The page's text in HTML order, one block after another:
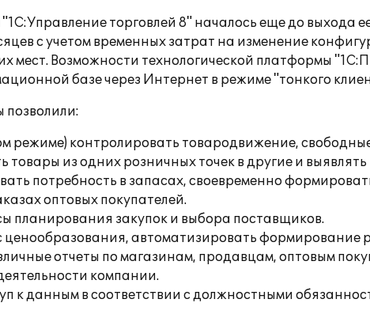
торговлей 8" началось еще до выхода
с учетом временных затрат на изменение
мест. Возможности технологической платформы
базе через Интернет в режиме "тонкого
позволили:
режиме) контролировать товародвижение,
товары из одних розничных точек в другие и
потребность в запасах, своевременно
оптовых покупателей.
планирования закупок и выбора поставщиков.
автоматизировать формирование
отчеты по магазинам, продавцам, оптовым
компании.
к данным в соответствии с должностными